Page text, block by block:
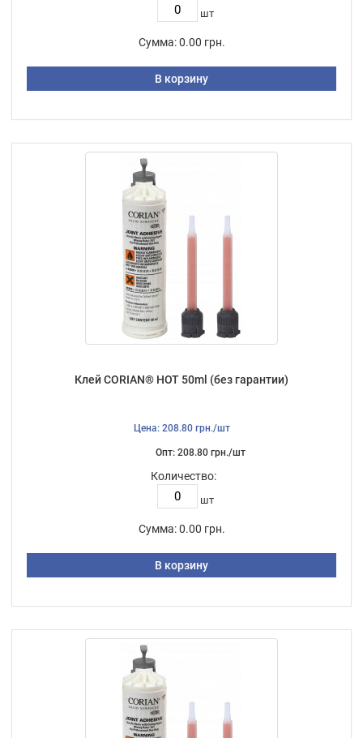
шт
Сумма: 0.00 грн.
В корзину
Клей CORIAN® HOT 50ml (без гарантии)
Цена: 208.80 грн./шт
Опт: 208.80 грн./шт
Количество:
шт
Сумма: 0.00 грн.
В корзину